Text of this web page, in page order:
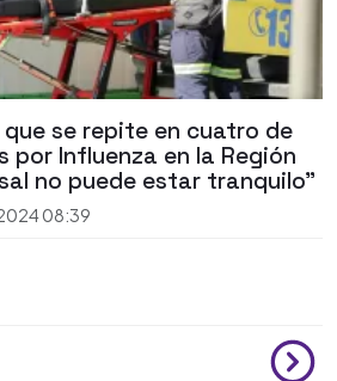
se repite en cuatro de
por Influenza en la Región
no puede estar tranquilo"
08:39